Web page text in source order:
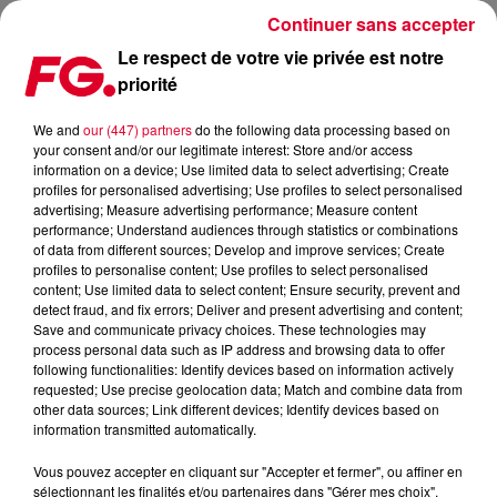
ARMIN VAN BUUREN FÊTE LES 25 ANS D’ASOT
Publié : 10 juin 2026 à 12h25 par Christophe HUBERT
Le respect de votre vie privée est notre
priorité
We and our (447) partnersdo the following data processing based on
your consent and/or our legitimate interest: Store and/or access
information on a device; Use limited data to select advertising; Create
profiles for personalised advertising; Use profiles to select personalised
advertising; Measure advertising performance; Measure content
performance; Understand audiences through statistics or combinations
of data from different sources; Develop and improve services; Create
profiles to personalise content; Use profiles to select personalised
content; Use limited data to select content; Ensure security, prevent and
detect fraud, and fix errors; Deliver and present advertising and content;
Save and communicate privacy choices. These technologies may
process personal data such as IP address and browsing data to offer
following functionalities: Identify devices based on information actively
requested; Use precise geolocation data; Match and combine data from
other data sources; Link different devices; Identify devices based on
information transmitted automatically.
Vous pouvez accepter en cliquant sur "Accepter et fermer", ou affiner en
sélectionnant les finalités et/ou partenaires dans "Gérer mes choix".
Continuer sans accepter